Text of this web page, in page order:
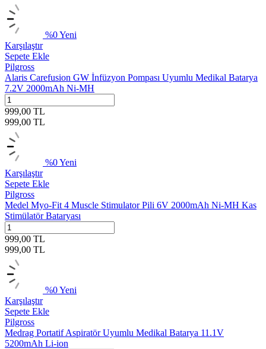
%0Yeni
Karşılaştır
Sepete Ekle
Pilgross
Alaris Carefusion GW İnfüzyon Pompası Uyumlu Medikal Batarya
7.2V 2000mAh Ni-MH
999,00 TL
999,00 TL
%0Yeni
Karşılaştır
Sepete Ekle
Pilgross
Medel Myo-Fit 4 Muscle Stimulator Pili 6V 2000mAh Ni-MH Kas
Stimülatör Bataryası
999,00 TL
999,00 TL
%0Yeni
Karşılaştır
Sepete Ekle
Pilgross
Medrag Portatif Aspiratör Uyumlu Medikal Batarya 11.1V
5200mAh Li-ion